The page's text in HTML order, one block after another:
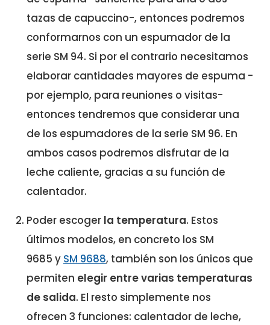
tazas de capuccino-, entonces podremos
conformarnos con un espumador de la
serie SM 94. Si por el contrario necesitamos
elaborar cantidades mayores de espuma -
por ejemplo, para reuniones o visitas-
entonces tendremos que considerar una
de los espumadores de la serie SM 96. En
ambos casos podremos disfrutar de la
leche caliente, gracias a su función de
calentador.
Poder escoger la temperatura. Estos
últimos modelos, en concreto los SM
9685 y SM 9688, también son los únicos que
permiten elegir entre varias temperaturas
de salida. El resto simplemente nos
ofrecen 3 funciones: calentador de leche,